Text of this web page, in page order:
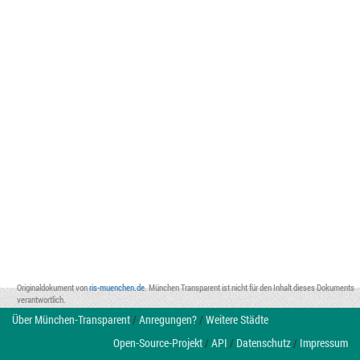
Originaldokument vonris-muenchen.de. München Transparent ist nicht für den Inhalt dieses Dokuments
verantwortlich.
Über München-Transparent/Anregungen?/Weitere Städte
Open-Source-Projekt/API / Datenschutz/ Impressum